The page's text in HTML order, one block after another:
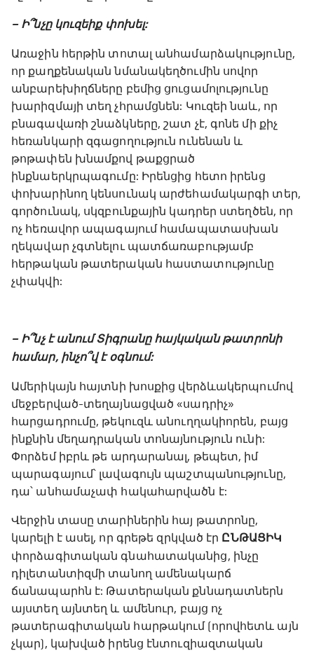
– Ի՞նչը կուզեիք փոխել:
Առաջին հերթին տոտալ անհամարձակությունը,
որ քաղքենական նմանակեղծումին սովոր
անբարեխիղճները բեմից ցուցամոլությունը
խարիզմայի տեղ չհրամցնեն: Կուզեի նաև, որ
բնագավառի շնաձկները, շատ չէ, գոնե մի քիչ
հեռանկարի զգացողություն ունենան և
թոթափեն խնամքով թաքցրած
ինքնաերկրպագումը: Իրենցից հետո իրենց
փոխարինող կենսունակ արժեհամակարգի տեր,
գործունակ, սկզբունքային կադրեր ստեղծեն, որ
ոչ հեռավոր ապագայում համապատասխան
ղեկավար չգտնելու պատճառաբությամբ
հերթական թատերական հաստատությունը
չփակվի:
– Ի՞նչ է անում Տիգրանը հայկական թատրոնի
համար, ինչո՞վ է օգնում:
Ամերիկայն հայտնի խոսքից վերձևակերպումով
մեջբերված-տեղայնացված «սադրիչ»
հարցադրումը, թեկուզև անուղղակիորեն, բայց
ինքնին մեղադրական տոնայնություն ունի:
Փորձեմ իբրև թե արդարանալ, թեպետ, իմ
պարագայում՝ լավագույն պաշտպանությունը,
դա՝ անհամաչափ հակահարվածն է:
Վերջին տասը տարիներին հայ թատրոնը,
կարելի է ասել, որ գրեթե զրկված էր ԸՆԹԱՑԻԿ
փորձագիտական գնահատականից, ինչը
դիլետանտիզմի տանող ամենակարճ
ճանապարհն է: Թատերական քննադատներն
այստեղ այնտեղ և ամենուր, բայց ոչ
թատերագիտական հարթակում (որովհետև այն
չկար), կախված իրենց էնտուզիազտական